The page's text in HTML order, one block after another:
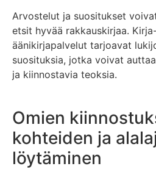
Arvostelut ja suositukset
etsit hyvää rakkauskirjaa.
äänikirjapalvelut tarjoavat
suosituksia, jotka voivat
ja kiinnostavia teoksia.
Omien
kohteiden ja
löytäminen